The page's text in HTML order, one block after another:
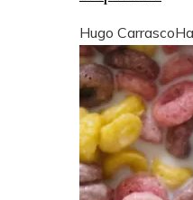
Hugo Carrasco